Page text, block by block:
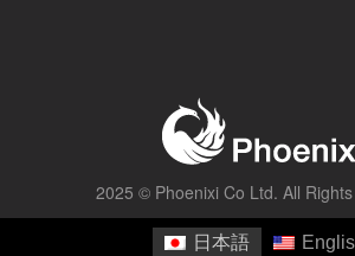
2025 © Phoenixi Co Ltd. All
日本語